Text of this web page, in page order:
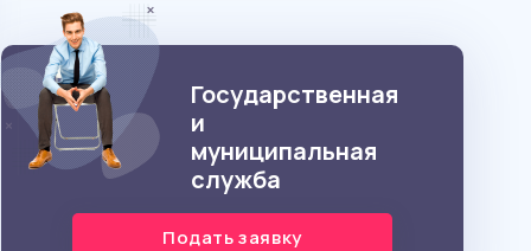
Государственная
и
муниципальная
служба
Подать заявку